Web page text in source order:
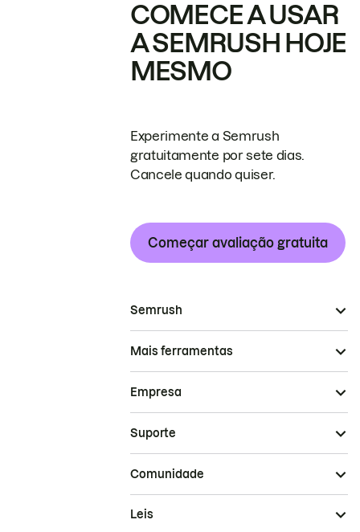
COMECE A USAR
A SEMRUSH HOJE
MESMO
Experimente a Semrush
gratuitamente por sete dias.
Cancele quando quiser.
Começar avaliação gratuita
Semrush
Mais ferramentas
Empresa
Suporte
Comunidade
Leis